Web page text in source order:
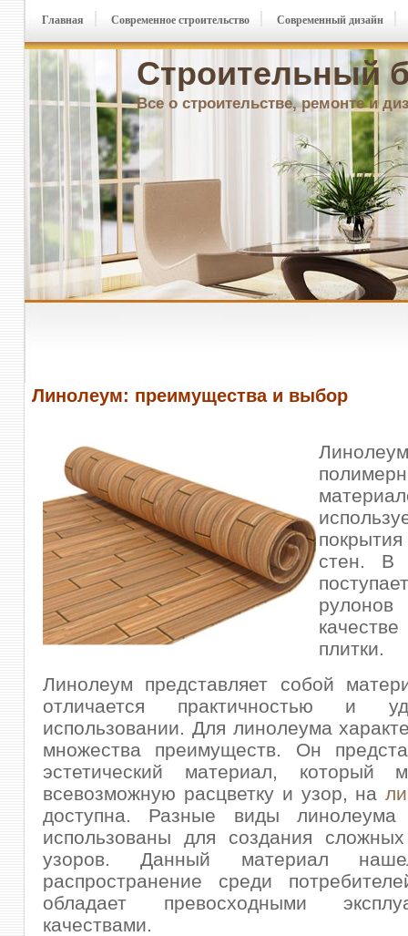
Строительный
Все о строительстве, ремонте и
Главная Современное строительство Современный дизайн
Линолеум: преимущества и выбор
стен. В
плитки.
Линолеум представляет собой
отличается практичностью и
использовании. Для линолеума
множества преимуществ. Он
эстетический материал, который
всевозможную расцветку и узор, на
доступна. Разные виды
использованы для создания
узоров. Данный материал
распространение среди
обладает превосходными
качествами.